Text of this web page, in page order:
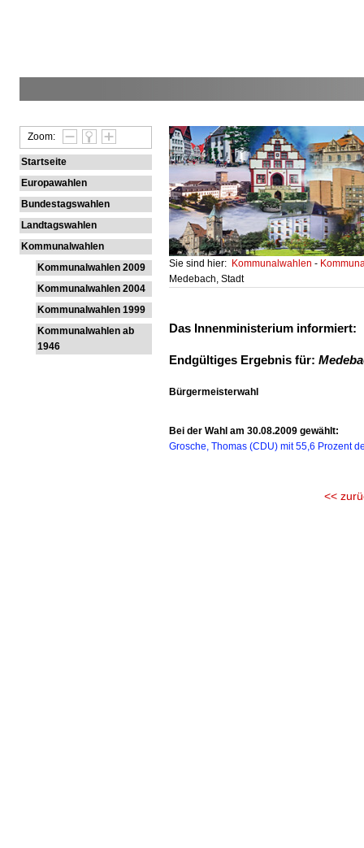
Zoom:
Startseite
Europawahlen
Bundestagswahlen
Landtagswahlen
Kommunalwahlen
Kommunalwahlen 2009
Kommunalwahlen 2004
Kommunalwahlen 1999
Kommunalwahlen ab
1946
Sie sind hier: Kommunalwahlen-
Medebach, Stadt
Das Innenministerium informiert:
Endgültiges Ergebnis für:
Bürgermeisterwahl
Bei der Wahl am 30.08.2009 gewählt:
Grosche, Thomas (CDU) mit 55,6 Prozent
<<